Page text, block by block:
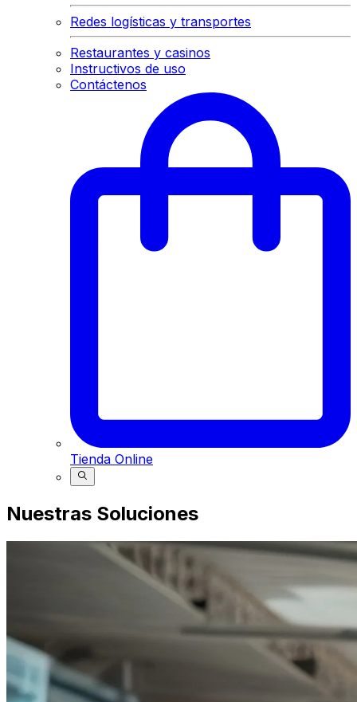
Redes logísticas y transportes
Restaurantes y casinos
Instructivos de uso
Contáctenos
Tienda Online
Buscar
Nuestras Soluciones